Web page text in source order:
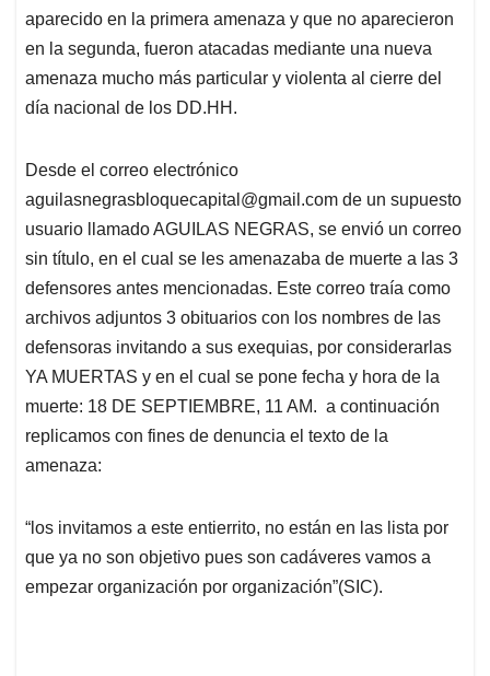
aparecido en la primera amenaza y que no aparecieron
en la segunda, fueron atacadas mediante una nueva
amenaza mucho más particular y violenta al cierre del
día nacional de los DD.HH.
Desde el correo electrónico
aguilasnegrasbloquecapital@gmail.com de un supuesto
usuario llamado AGUILAS NEGRAS, se envió un correo
sin título, en el cual se les amenazaba de muerte a las 3
defensores antes mencionadas. Este correo traía como
archivos adjuntos 3 obituarios con los nombres de las
defensoras invitando a sus exequias, por considerarlas
YA MUERTAS y en el cual se pone fecha y hora de la
muerte: 18 DE SEPTIEMBRE, 11 AM. a continuación
replicamos con fines de denuncia el texto de la
amenaza:
“los invitamos a este entierrito, no están en las lista por
que ya no son objetivo pues son cadáveres vamos a
empezar organización por organización”(SIC).